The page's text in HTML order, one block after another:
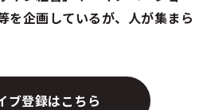
を企画しているが、人が集まら
ブ登録はこちら